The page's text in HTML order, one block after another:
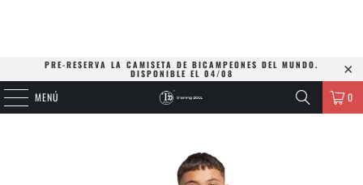
PRE-RESERVA LA CAMISETA DE BICAMPEONES DEL MUNDO.
DISPONIBLE EL 04/08
MENÚ 0